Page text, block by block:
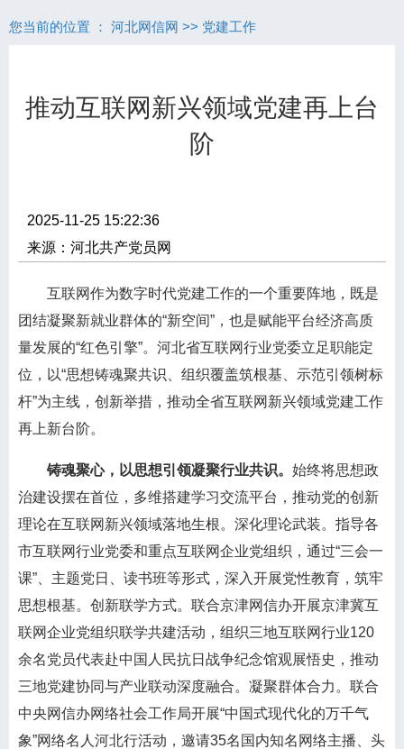
您当前的位置 ： 河北网信网 >> 党建工作
推动互联网新兴领域党建再上台
阶
2025-11-25 15:22:36
来源：河北共产党员网
互联网作为数字时代党建工作的一个重要阵地，既是
团结凝聚新就业群体的“新空间”，也是赋能平台经济高质
量发展的“红色引擎”。河北省互联网行业党委立足职能定
位，以“思想铸魂聚共识、组织覆盖筑根基、示范引领树标
杆”为主线，创新举措，推动全省互联网新兴领域党建工作
再上新台阶。
铸魂聚心，以思想引领凝聚行业共识。 始终将思想政
治建设摆在首位，多维搭建学习交流平台，推动党的创新
理论在互联网新兴领域落地生根。深化理论武装。指导各
市互联网行业党委和重点互联网企业党组织，通过“三会一
课”、主题党日、读书班等形式，深入开展党性教育，筑牢
思想根基。创新联学方式。联合京津网信办开展京津冀互
联网企业党组织联学共建活动，组织三地互联网行业120
余名党员代表赴中国人民抗日战争纪念馆观展悟史，推动
三地党建协同与产业联动深度融合。凝聚群体合力。联合
中央网信办网络社会工作局开展“中国式现代化的万千气
象”网络名人河北行活动，邀请35名国内知名网络主播、头